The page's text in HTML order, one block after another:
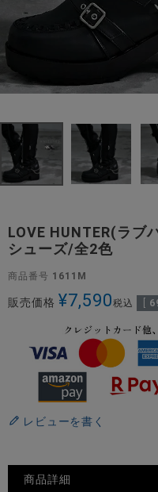
LOVE HUNTER(ラブ
シューズ/全2色
商品番号 1611M
販売価格 ¥7,590税込
レビューを書く
商品詳細